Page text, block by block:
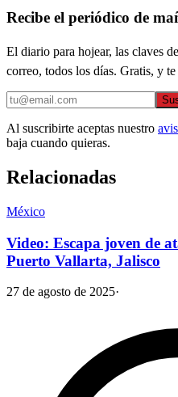
Recibe el periódico de
El diario para hojear, las claves
correo, todos los días. Gratis, y
Al suscribirte aceptas nuestro
baja cuando quieras.
Relacionadas
México
Video: Escapa joven de
Puerto Vallarta, Jalisco
27 de agosto de 2025·